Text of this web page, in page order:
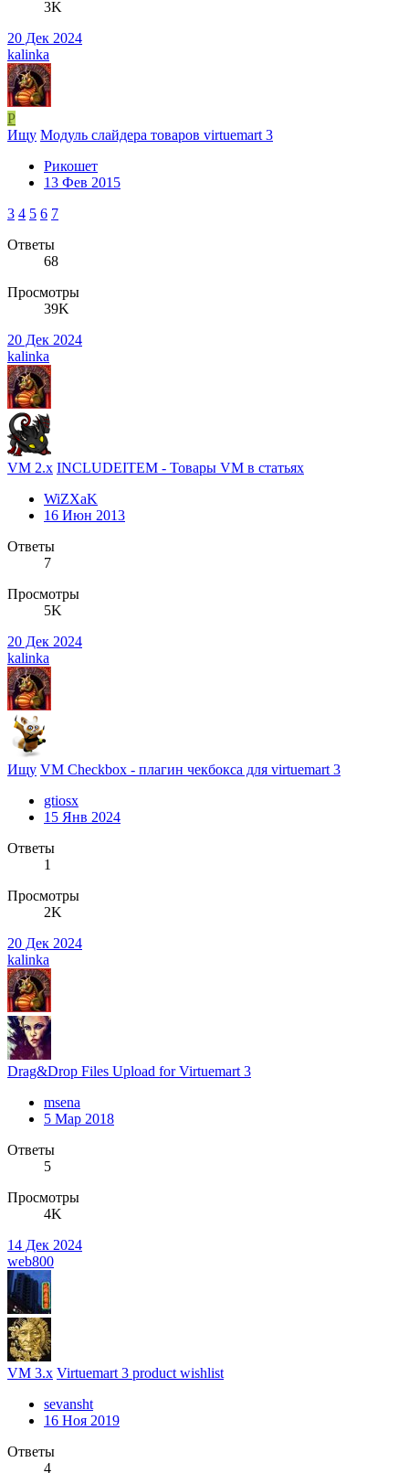
3K
20 Дек 2024
kalinka
Р
Ищу Модуль слайдера товаров virtuemart 3
Рикошет
13 Фев 2015
3 4 5 6 7
Ответы
68
Просмотры
39K
20 Дек 2024
kalinka
VM 2.x INCLUDEITEM - Товары VM в статьях
WiZXaK
16 Июн 2013
Ответы
7
Просмотры
5K
20 Дек 2024
kalinka
Ищу VM Checkbox - плагин чекбокса для virtuemart 3
gtiosx
15 Янв 2024
Ответы
1
Просмотры
2K
20 Дек 2024
kalinka
Drag&Drop Files Upload for Virtuemart 3
msena
5 Мар 2018
Ответы
5
Просмотры
4K
14 Дек 2024
web800
VM 3.x Virtuemart 3 product wishlist
sevansht
16 Ноя 2019
Ответы
4